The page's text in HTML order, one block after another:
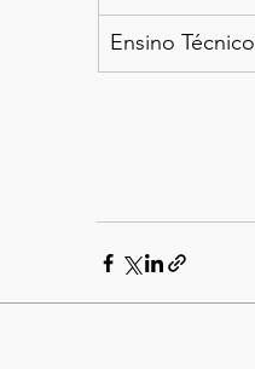
Ensino Técnico